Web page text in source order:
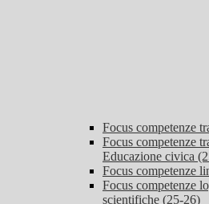
Focus competenze
Focus competenze
Educazione civica
Focus competenze
Focus competenze
scientifiche (25-26)